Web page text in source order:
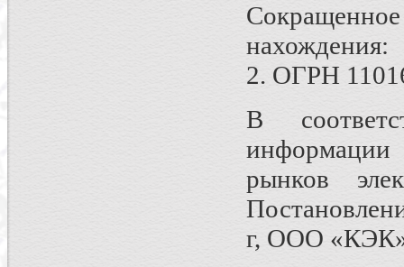
2. ОГРН
В
рынков
г, ООО